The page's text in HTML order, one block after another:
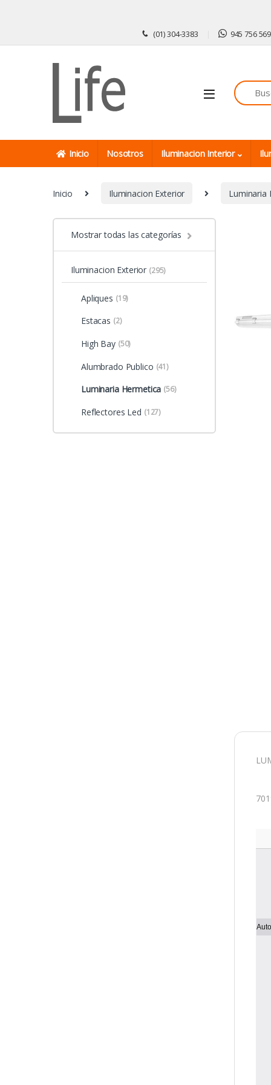
(01) 304-3383 945 756 569
Inicio Nosotros Iluminacion Interior
Inicio Iluminacion Exterior Luminaria
Mostrar todas las categorías
Iluminacion Exterior (295)
Apliques (19)
Estacas (2)
High Bay (50)
Alumbrado Publico (41)
Luminaria Hermetica (56)
Reflectores Led (127)